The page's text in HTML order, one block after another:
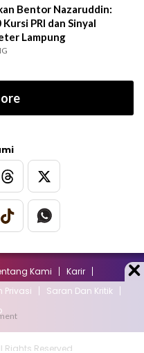
Bentor Nazaruddin:
PRI dan Sinyal
Lampung
Kami
Karir
Privasi
Saran Dan Kritik
Reserved.